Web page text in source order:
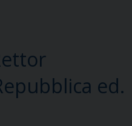
ed.